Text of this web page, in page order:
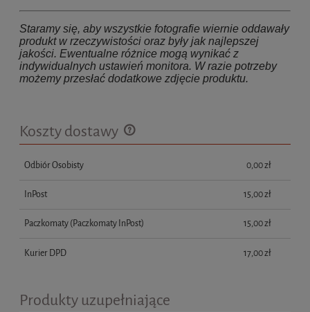
Staramy się, aby wszystkie fotografie wiernie oddawały
produkt w rzeczywistości oraz były jak najlepszej
jakości. Ewentualne różnice mogą wynikać z
indywidualnych ustawień monitora. W razie potrzeby
możemy przesłać dodatkowe zdjęcie produktu.
Koszty dostawy
Cena nie zawiera ewentualnych kosztów płatności
Odbiór Osobisty 0,00 zł
InPost 15,00 zł
Paczkomaty(Paczkomaty InPost) 15,00 zł
Kurier DPD 17,00 zł
Produkty uzupełniające